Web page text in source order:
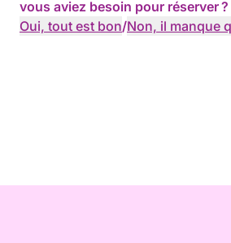
vous aviez besoin pour réserver ?
Oui, tout est bon/Non, il manque